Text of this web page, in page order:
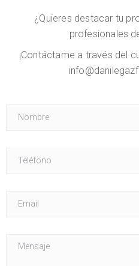
¿Quieres destacar tu
profesionales
¡Contáctame a través del